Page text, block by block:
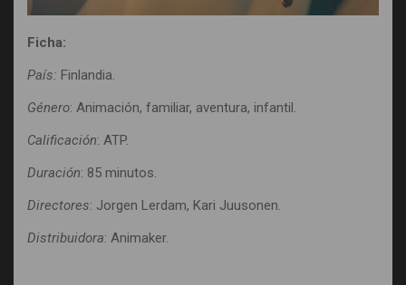
Ficha:
País: Finlandia.
Género: Animación, familiar, aventura, infantil.
Calificación: ATP.
Duración: 85 minutos.
Directores: Jorgen Lerdam, Kari Juusonen.
Distribuidora: Animaker.